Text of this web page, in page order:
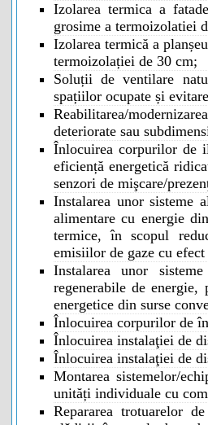
Izolarea termica a
grosime a termoizolatiei
Izolarea termică a
termoizolației de 30 cm;
Soluții de ventilare
spațiilor ocupate și
Reabilitarea/
deteriorate sau
Înlocuirea corpurilor de
eficiență energetică
senzori de mişcare/
Instalarea unor sisteme
alimentare cu energie
termice, în scopul
emisiilor de gaze cu efect
Instalarea unor
regenerabile de
energetice din surse
Înlocuirea corpurilor de
Înlocuirea instalaţiei de
Înlocuirea instalaţiei de
Montarea sistemelor/
unități individuale cu
Repararea trotuarelor